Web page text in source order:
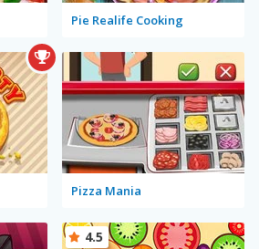
Pie Realife Cooking
Pizza Mania
4.5